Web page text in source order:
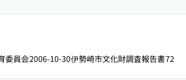
委員会2006-10-30伊勢崎市文化財調査報告書72